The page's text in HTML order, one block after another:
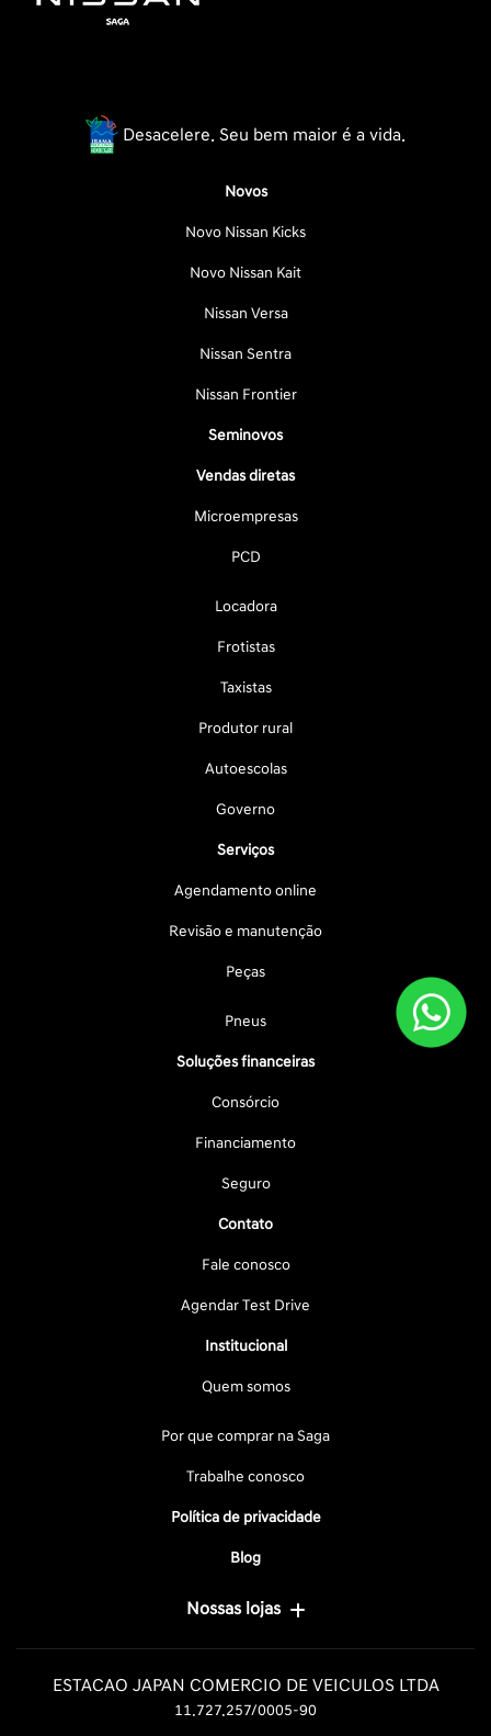
Desacelere. Seu bem maior é a vida.
Novos
Novo Nissan Kicks
Novo Nissan Kait
Nissan Versa
Nissan Sentra
Nissan Frontier
Seminovos
Vendas diretas
Microempresas
PCD
Locadora
Frotistas
Taxistas
Produtor rural
Autoescolas
Governo
Serviços
Agendamento online
Revisão e manutenção
Peças
Pneus
Soluções financeiras
Consórcio
Financiamento
Seguro
Contato
Fale conosco
Agendar Test Drive
Institucional
Quem somos
Por que comprar na Saga
Trabalhe conosco
Política de privacidade
Blog
Nossas lojas
ESTACAO JAPAN COMERCIO DE VEICULOS LTDA
11.727.257/0005-90